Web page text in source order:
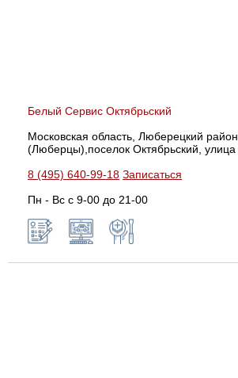
Белый Сервис Октябрьский
Московская область, Люберецкий район
(Люберцы),поселок Октябрьский,
8 (495) 640-99-18 Записаться
Пн - Вс с 9-00 до 21-00